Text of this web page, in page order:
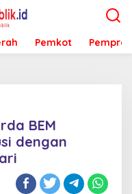
Pemkot Pemprov
BEM
dengan